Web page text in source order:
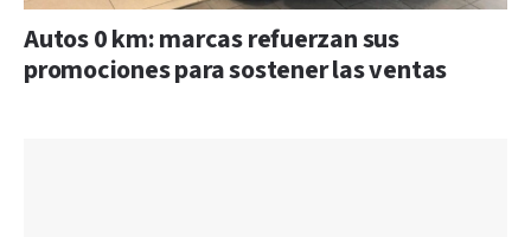
Autos 0 km: marcas refuerzan sus
promociones para sostener las ventas